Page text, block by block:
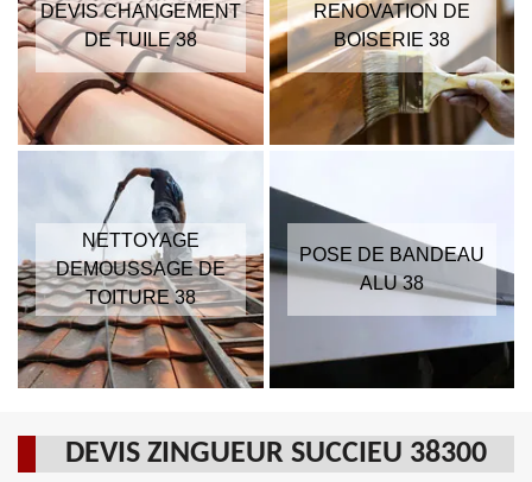
DEVIS CHANGEMENT
DE TUILE 38
RENOVATION DE
BOISERIE 38
NETTOYAGE
DEMOUSSAGE DE
TOITURE 38
POSE DE BANDEAU
ALU 38
DEVIS ZINGUEUR SUCCIEU 38300